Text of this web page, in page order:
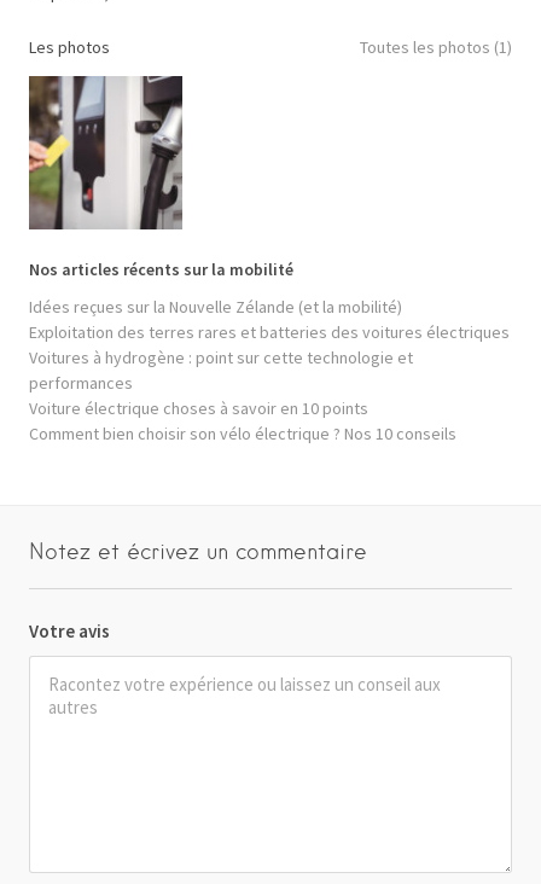
Les photos Toutes les photos (1)
Nos articles récents sur la mobilité
Idées reçues sur la Nouvelle Zélande (et la mobilité)
Exploitation des terres rares et batteries des voitures électriques
Voitures à hydrogène : point sur cette technologie et
performances
Voiture électrique choses à savoir en 10 points
Comment bien choisir son vélo électrique ? Nos 10 conseils
Notez et écrivez un commentaire
Votre avis